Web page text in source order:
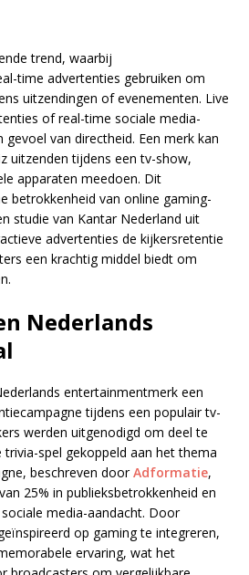
trend, waarbij
time advertenties gebruiken om
uitzendingen of evenementen. Live
of real-time sociale media-
gevoel van directheid. Een merk kan
uitzenden tijdens een tv-show,
apparaten meedoen. Dit
betrokkenheid van online gaming-
studie van Kantar Nederland uit
advertenties de kijkersretentie
een krachtig middel biedt om
Nederlands
entertainmentmerk een
tijdens een populair tv-
werden uitgenodigd om deel te
spel gekoppeld aan het thema
beschreven doorAdformatie,
25% in publieksbetrokkenheid en
media-aandacht. Door
op gaming te integreren,
ervaring, wat het